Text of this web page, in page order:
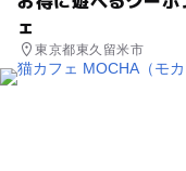
ェ
東京都東久留米市